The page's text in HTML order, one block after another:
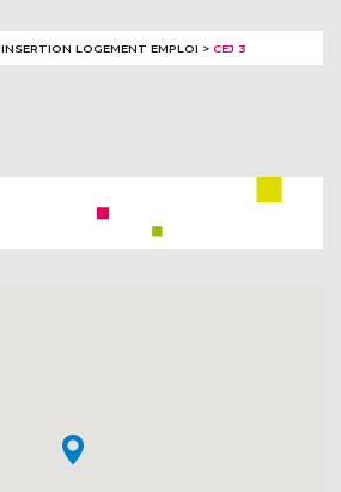
INSERTION LOGEMENT EMPLOI > CEJ 3